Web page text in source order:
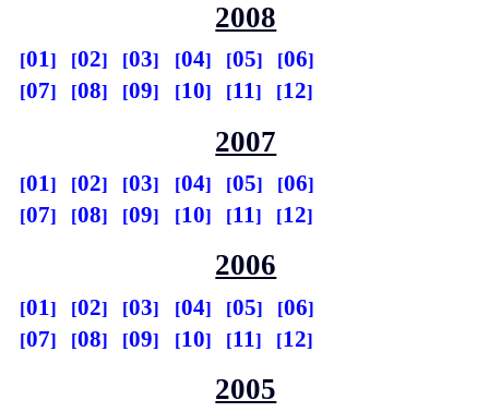
2008
01 02 03 04 05
06
07
08 09 10 11 12
2007
01 02 03 04 05
06
07
08 09 10 11 12
2006
01 02 03 04 05
06
07
08 09 10 11 12
2005